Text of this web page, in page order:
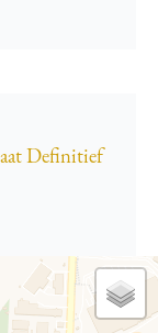
Definitief